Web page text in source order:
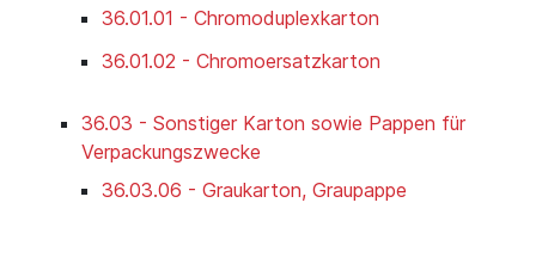
36.01.01 - Chromoduplexkarton
36.01.02 - Chromoersatzkarton
36.03 - Sonstiger Karton sowie Pappen für
Verpackungszwecke
36.03.06 - Graukarton, Graupappe